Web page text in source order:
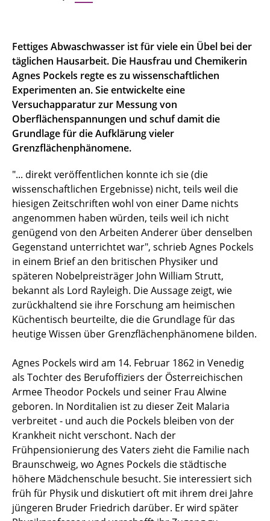
Fettiges Abwaschwasser ist für viele ein Übel bei der
täglichen Hausarbeit. Die Hausfrau und Chemikerin
Agnes Pockels regte es zu wissenschaftlichen
Experimenten an. Sie entwickelte eine
Versuchapparatur zur Messung von
Oberflächenspannungen und schuf damit die
Grundlage für die Aufklärung vieler
Grenzflächenphänomene.
"... direkt veröffentlichen konnte ich sie (die
wissenschaftlichen Ergebnisse) nicht, teils weil die
hiesigen Zeitschriften wohl von einer Dame nichts
angenommen haben würden, teils weil ich nicht
genügend von den Arbeiten Anderer über denselben
Gegenstand unterrichtet war", schrieb Agnes Pockels
in einem Brief an den britischen Physiker und
späteren Nobelpreisträger John William Strutt,
bekannt als Lord Rayleigh. Die Aussage zeigt, wie
zurückhaltend sie ihre Forschung am heimischen
Küchentisch beurteilte, die die Grundlage für das
heutige Wissen über Grenzflächenphänomene bilden.
Agnes Pockels wird am 14. Februar 1862 in Venedig
als Tochter des Berufoffiziers der Österreichischen
Armee Theodor Pockels und seiner Frau Alwine
geboren. In Norditalien ist zu dieser Zeit Malaria
verbreitet - und auch die Pockels bleiben von der
Krankheit nicht verschont. Nach der
Frühpensionierung des Vaters zieht die Familie nach
Braunschweig, wo Agnes Pockels die städtische
höhere Mädchenschule besucht. Sie interessiert sich
früh für Physik und diskutiert oft mit ihrem drei Jahre
jüngeren Bruder Friedrich darüber. Er wird später